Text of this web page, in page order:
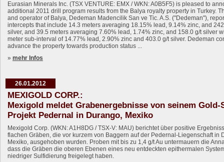
Eurasian Minerals Inc. (TSX VENTURE: EMX / WKN: A0B5F5) is pleased to
additional 2011 drill program results from the Balya royalty property in Turkey.
and operator of Balya, Dedeman Madencilik San ve Tic. A.S. ("Dedeman"),
intercepts that include 14.3 meters averaging 18.15% lead, 9.14% zinc, and
silver, and 39.5 meters averaging 7.60% lead, 1.74% zinc, and 158.0 g/t silver
meter sub-interval of 14.77% lead, 2.90% zinc and 403.0 g/t silver. Dedeman
advance the property towards production status ...
» mehr Infos
26.01.2012
MEXIGOLD CORP.:
Mexigold meldet Grabenergebnisse von seinem Gold-
Projekt Pedernal in Durango, Mexiko
Mexigold Corp. (WKN: A1H8DG / TSX-V: MAU) berichtet über positive
flachen Gräben, die vor kurzem von Baggern auf der Pedernal-Liegenschaft in
Mexiko, ausgehoben wurden. Proben mit bis zu 1,4 g/t Au untermauern die
dass die Gräben die oberen Ebenen eines neu entdeckten epithermalen
niedriger Sulfidierung freigelegt haben.